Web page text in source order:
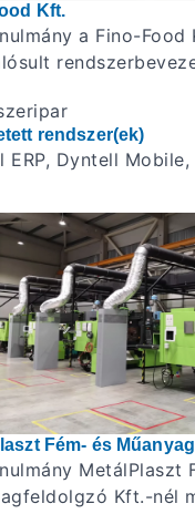
Kft.
a Fino-Food
rendszer(ek)
ERP, Dyntell
Fém- és
MetálPlaszt
Kft.-nél